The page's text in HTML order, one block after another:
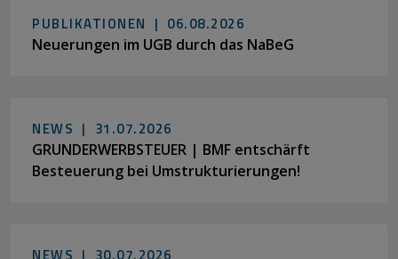
PUBLIKATIONEN | 06.08.2026
Neuerungen im UGB durch das NaBeG
NEWS | 31.07.2026
GRUNDERWERBSTEUER | BMF entschärft
Besteuerung bei Umstrukturierungen!